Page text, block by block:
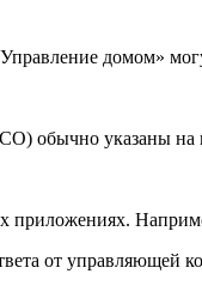
домом»
обычно указаны на
от